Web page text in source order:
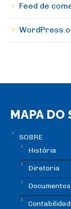
Feed de
MAPA DO
SOBRE
História
Diretoria
Documentos